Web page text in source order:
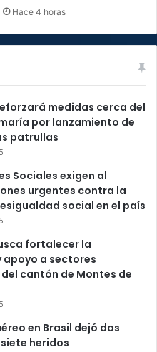
Hace 4 horas
medidas cerca del
por lanzamiento de
patrullas
Sociales exigen al
urgentes contra la
social en el país
fortalecer la
apoyo a sectores
cantón de Montes de
en Brasil dejó dos
heridos